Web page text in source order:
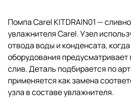
Помпа Carel KITDRAIN01 —
увлажнителя Carel. Узел
отвода воды и конденсата,
оборудования
слив. Деталь подбирается по
применяется как замена
узла в составе увлажнителя.